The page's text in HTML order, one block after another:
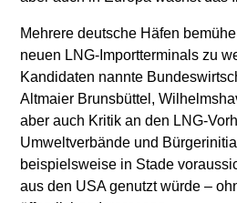
Mehrere deutsche Häfen
neuen LNG-Importterminals zu
Kandidaten nannte
Altmaier Brunsbüttel,
aber auch Kritik an den LNG-
Umweltverbände und
beispielsweise in Stade
aus den USA genutzt würde –